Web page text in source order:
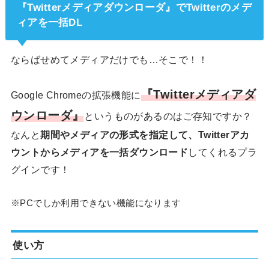
『Twitterメディアダウンローダ』でTwitterのメデ
ィアを一括DL
ならばせめてメディアだけでも…そこで！！
Google Chromeの拡張機能に『Twitterメディアダ
ウンローダ』というものがあるのはご存知ですか？
なんと期間やメディアの形式を指定して、Twitterアカ
ウントからメディアを一括ダウンロード してくれるプラ
グインです！
※PCでしか利用できない機能になります
使い方